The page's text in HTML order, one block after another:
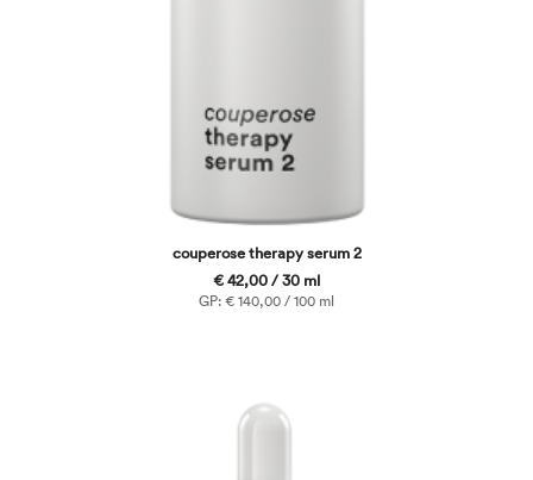
couperose therapy serum 2
€ 42,00 / 30 ml
GP: € 140,00 / 100 ml